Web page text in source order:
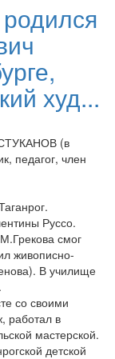
худ...
СТУКАНОВ (в
педагог, член
Руссо.
смог
живописно-
В училище
со своими
работал в
мастерской.
детской